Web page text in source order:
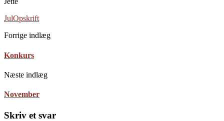
JulOpskrift
Forrige indlæg
Konkurs
Næste indlæg
November
Skriv et svar